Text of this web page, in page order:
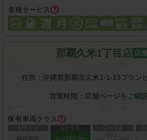
各種サービス
那覇久米1丁目店
住所：沖縄県那覇市久米1-1-13プラン
営業時間： 店舗ページをご確
保有車両クラス